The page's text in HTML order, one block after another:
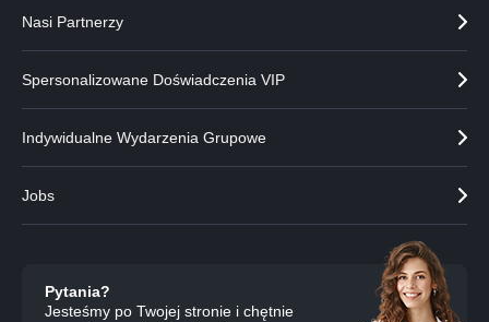
Nasi Partnerzy
Spersonalizowane Doświadczenia VIP
Indywidualne Wydarzenia Grupowe
Jobs
Pytania?
Jesteśmy po Twojej stronie i chętnie